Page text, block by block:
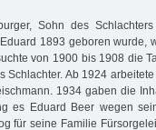
Sohn des
1893 geboren wurde,
von 1900 bis 1908 die
Schlachter. Ab 1924
1934 gaben die
es Eduard Beer wegen
für seine Familie